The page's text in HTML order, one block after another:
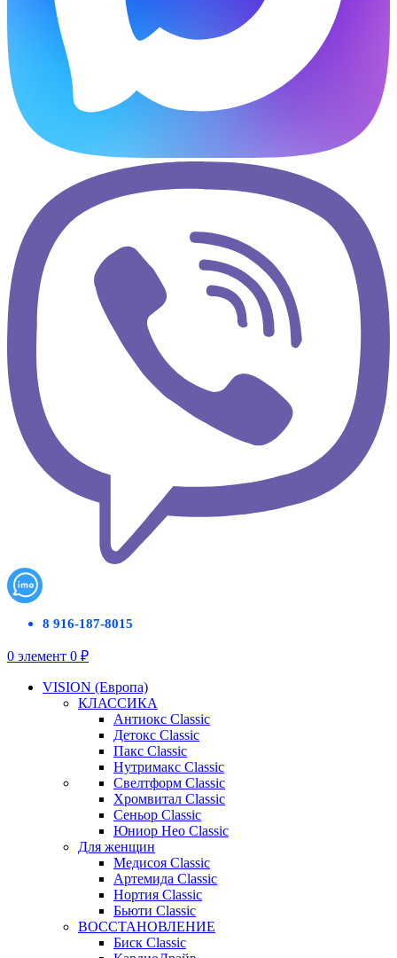
8 916-187-8015
0 элемент 0 ₽
VISION (Европа)
КЛАССИКА
Антиокс Classic
Детокс Classic
Пакс Classic
Нутримакс Classic
Свелтформ Classic
Хромвитал Classic
Сеньор Classic
Юниор Нео Classic
Для женщин
Медисоя Classic
Артемида Classic
Нортия Classic
Бьюти Classic
ВОССТАНОВЛЕНИЕ
Биск Classic